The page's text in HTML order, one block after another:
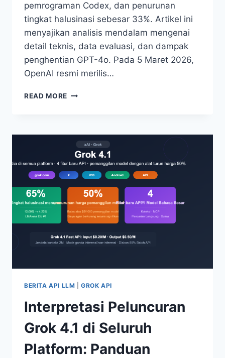
pemrograman Codex, dan penurunan
tingkat halusinasi sebesar 33%. Artikel ini
menyajikan analisis mendalam mengenai
detail teknis, data evaluasi, dan dampak
penghentian GPT-4o. Pada 5 Maret 2026,
OpenAI resmi merilis…
READ MORE ANALISIS
GPT-
5.4:
TEROBOSAN
UTAMA
TERMASUK
KONTROL
KOMPUTER
ASLI
JENDELA
+
TINGKAT
HALUSINASI
SEBESAR
33%
BERITA API LLM |GROK API
Interpretasi Peluncuran
Grok 4.1 di Seluruh
Platform: Panduan